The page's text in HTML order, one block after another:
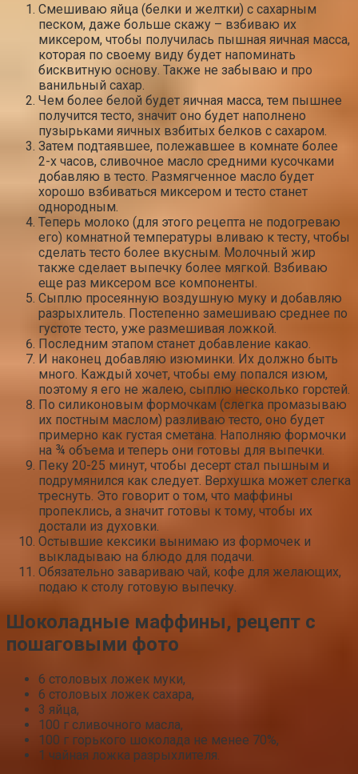
Смешиваю яйца (белки и желтки) с сахарным
песком, даже больше скажу – взбиваю их
миксером, чтобы получилась пышная яичная масса,
которая по своему виду будет напоминать
бисквитную основу. Также не забываю и про
ванильный сахар.
Чем более белой будет яичная масса, тем пышнее
получится тесто, значит оно будет наполнено
пузырьками яичных взбитых белков с сахаром.
Затем подтаявшее, полежавшее в комнате более
2-х часов, сливочное масло средними кусочками
добавляю в тесто. Размягченное масло будет
хорошо взбиваться миксером и тесто станет
однородным.
Теперь молоко (для этого рецепта не подогреваю
его) комнатной температуры вливаю к тесту, чтобы
сделать тесто более вкусным. Молочный жир
также сделает выпечку более мягкой. Взбиваю
еще раз миксером все компоненты.
Сыплю просеянную воздушную муку и добавляю
разрыхлитель. Постепенно замешиваю среднее по
густоте тесто, уже размешивая ложкой.
Последним этапом станет добавление какао.
И наконец добавляю изюминки. Их должно быть
много. Каждый хочет, чтобы ему попался изюм,
поэтому я его не жалею, сыплю несколько горстей.
По силиконовым формочкам (слегка промазываю
их постным маслом) разливаю тесто, оно будет
примерно как густая сметана. Наполняю формочки
на ¾ объема и теперь они готовы для выпечки.
Пеку 20-25 минут, чтобы десерт стал пышным и
подрумянился как следует. Верхушка может слегка
треснуть. Это говорит о том, что маффины
пропеклись, а значит готовы к тому, чтобы их
достали из духовки.
Остывшие кексики вынимаю из формочек и
выкладываю на блюдо для подачи.
Обязательно завариваю чай, кофе для желающих,
подаю к столу готовую выпечку.
Шоколадные маффины, рецепт с
пошаговыми фото
6 столовых ложек муки,
6 столовых ложек сахара,
3 яйца,
100 г сливочного масла,
100 г горького шоколада не менее 70%,
1 чайная ложка разрыхлителя.